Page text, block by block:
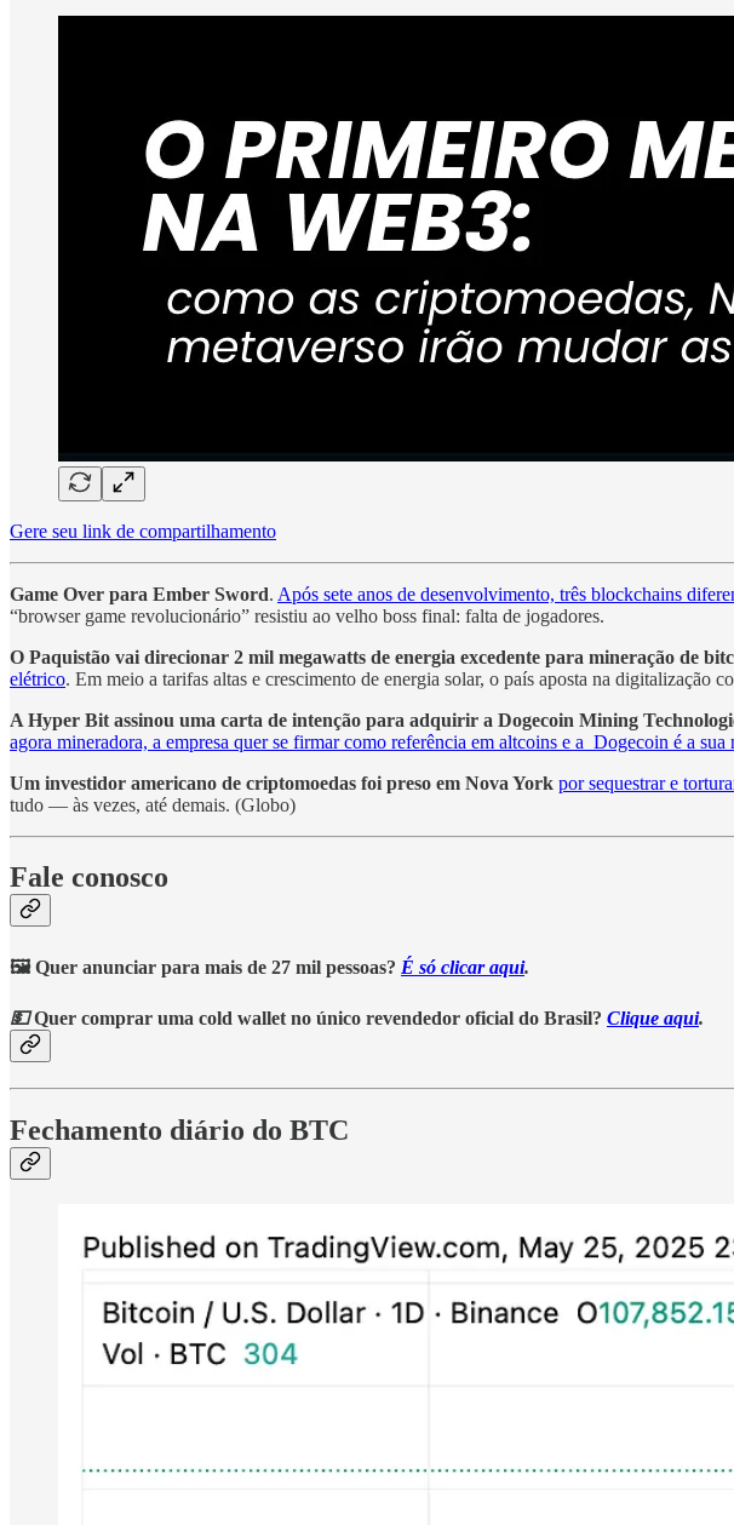
Gere seu link de compartilhamento
Game Over para Ember Sword. Após sete anos de desenvolvimento, três blockchains
“browser game revolucionário” resistiu ao velho boss final: falta de jogadores.
O Paquistão vai direcionar 2 mil megawatts de energia excedente para mineração de
elétrico. Em meio a tarifas altas e crescimento de energia solar, o país aposta na digitalização
A Hyper Bit assinou uma carta de intenção para adquirir a Dogecoin Mining
agora mineradora, a empresa quer se firmar como referência em altcoins e a Dogecoin é a sua
Um investidor americano de criptomoedas foi preso em Nova York por sequestrar e
tudo — às vezes, até demais. (Globo)
Fale conosco
🖼️ Quer anunciar para mais de 27 mil pessoas? É só clicar aqui.
💵Quer comprar uma cold wallet no único revendedor oficial do Brasil? Clique aqui.
Fechamento diário do BTC